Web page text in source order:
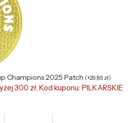
Champions 2025 Patch (+29,85 zł)
300 zł, Kod kuponu: PILKARSKIE